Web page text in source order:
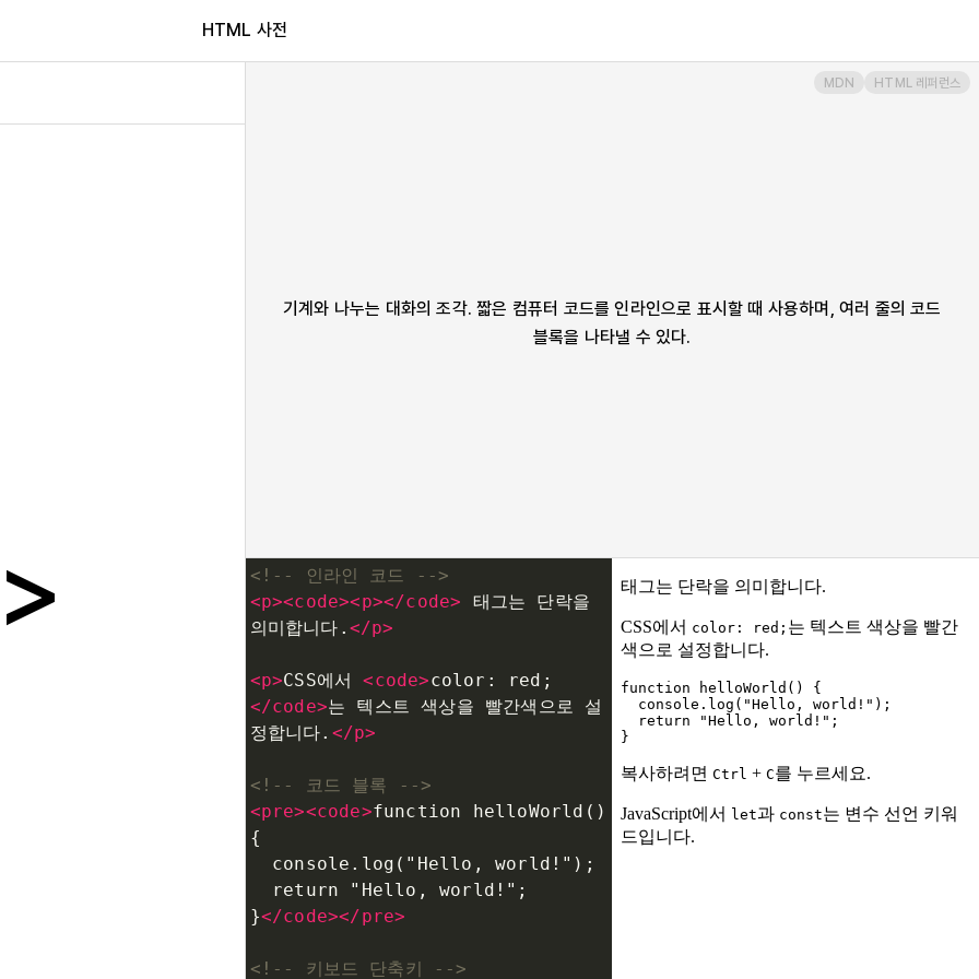
HTML 사전
기계와 나누는 대화의 조각. 짧은 컴퓨터 코드를 인라인으로 표시할 때 사용하며, 여러 줄의 코드
블록을 나타낼 수 있다.
MDN HTML 레퍼런스
<!-- 인라인 코드 -->
<p><code><p></code> 태그는 단락을
의미합니다. </p>
<p>CSS에서 <code>color: red;
</code>는 텍스트 색상을 빨간색으로 설
정합니다. </p>
<!-- 코드 블록 -->
<pre><code>function helloWorld()
{
  console.log("Hello, world!");
  return "Hello, world!";
}</code></pre>
<!-- 키보드 단축키 -->